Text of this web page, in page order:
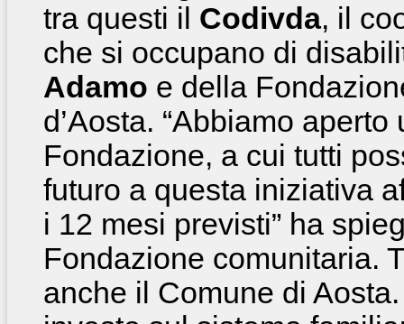
tra questi il Codivda, il
che si occupano di
Adamo e della
d’Aosta. “Abbiamo
Fondazione, a cui tutti
futuro a questa iniziativa
i 12 mesi previsti” ha
Fondazione comunitaria.
anche il Comune di